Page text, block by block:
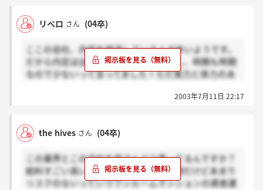
を使っているのでしょうか？もし後者であれば、良く
ない事だと思います。
聞いている話では、内定者数は少ないので辞退する人
が多いというのは信じがたいです。それに、実力がな
いやつは休みがないって………。言葉が出ません。ど
出なくても、その人だけが休みがなくなるわけではな
も、全体で決めた目標との差がひらいているときだけ
です。
最後に、掲示板ではいろんな情報が飛び交います
が、それを判断するのは皆さん自身なので、自分の信
じる道をつき進んでください！！
リペロ さん (04卒)
ここの会社、内定を辞退している人が多いようです。
だから内定は出揃っていません。しかし、時期も時期
なので少ないって言ってました！ただ実力と体力のあ
2003年7月11日 22:17
the hives さん (04卒)
この業界とこの会社を皆さんどう思ってるんですか？
給料すごい高いのなんでだろー！？高額だけどあまり
リスクのないっていうワンルームマンションの資産運